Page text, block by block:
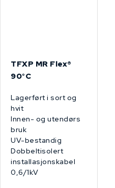
TFXP MR Flex®
90°C
Lagerført i sort og
hvit
Innen- og utendørs
bruk
UV-bestandig
Dobbeltisolert
installasjonskabel
0,6/1kV